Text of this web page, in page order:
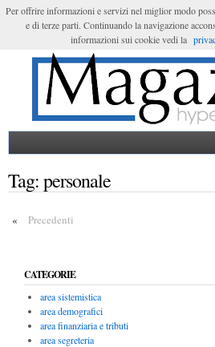
Login
Tag:personale
« Precedenti
CATEGORIE
area sistemistica
area demografici
area finanziaria e tributi
area segreteria
Per offrire informazioni e servizi nel miglior modo
e di terze parti. Continuando la navigazione
informazioni sui cookie vedi la